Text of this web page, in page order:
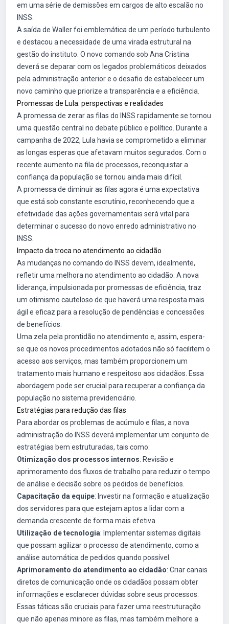
em uma série de demissões em cargos de alto escalão no
INSS.
A saída de Waller foi emblemática de um período turbulento
e destacou a necessidade de uma virada estrutural na
gestão do instituto. O novo comando sob Ana Cristina
deverá se deparar com os legados problemáticos deixados
pela administração anterior e o desafio de estabelecer um
novo caminho que priorize a transparência e a eficiência.
Promessas de Lula: perspectivas e realidades
A promessa de zerar as filas do INSS rapidamente se tornou
uma questão central no debate público e político. Durante a
campanha de 2022, Lula havia se comprometido a eliminar
as longas esperas que afetavam muitos segurados. Com o
recente aumento na fila de processos, reconquistar a
confiança da população se tornou ainda mais difícil.
A promessa de diminuir as filas agora é uma expectativa
que está sob constante escrutínio, reconhecendo que a
efetividade das ações governamentais será vital para
determinar o sucesso do novo enredo administrativo no
INSS.
Impacto da troca no atendimento ao cidadão
As mudanças no comando do INSS devem, idealmente,
refletir uma melhora no atendimento ao cidadão. A nova
liderança, impulsionada por promessas de eficiência, traz
um otimismo cauteloso de que haverá uma resposta mais
ágil e eficaz para a resolução de pendências e concessões
de benefícios.
Uma zela pela prontidão no atendimento e, assim, espera-
se que os novos procedimentos adotados não só facilitem o
acesso aos serviços, mas também proporcionem um
tratamento mais humano e respeitoso aos cidadãos. Essa
abordagem pode ser crucial para recuperar a confiança da
população no sistema previdenciário.
Estratégias para redução das filas
Para abordar os problemas de acúmulo e filas, a nova
administração do INSS deverá implementar um conjunto de
estratégias bem estruturadas, tais como:
Otimização dos processos internos: Revisão e
aprimoramento dos fluxos de trabalho para reduzir o tempo
de análise e decisão sobre os pedidos de benefícios.
Capacitação da equipe: Investir na formação e atualização
dos servidores para que estejam aptos a lidar com a
demanda crescente de forma mais efetiva.
Utilização de tecnologia: Implementar sistemas digitais
que possam agilizar o processo de atendimento, como a
análise automática de pedidos quando possível.
Aprimoramento do atendimento ao cidadão: Criar canais
diretos de comunicação onde os cidadãos possam obter
informações e esclarecer dúvidas sobre seus processos.
Essas táticas são cruciais para fazer uma reestruturação
que não apenas minore as filas, mas também melhore a